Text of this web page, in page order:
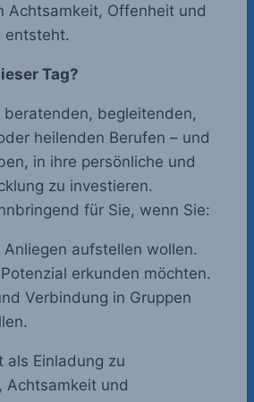
Achtsamkeit, Offenheit und
entsteht.
Tag?
beratenden, begleitenden,
heilenden Berufen – und
in ihre persönliche und
zu investieren.
für Sie, wenn Sie:
Anliegen aufstellen wollen.
erkunden möchten.
Verbindung in Gruppen
als Einladung zu
Achtsamkeit und